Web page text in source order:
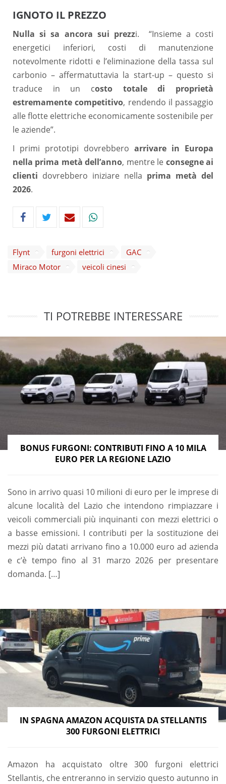
IGNOTO IL PREZZO
Nulla si sa ancora sui prezzi. “Insieme a costi
energetici inferiori, costi di manutenzione
notevolmente ridotti e l’eliminazione della tassa sul
carbonio – affermatuttavia la start-up – questo si
traduce in un costo totale di proprietà
estremamente competitivo, rendendo il passaggio
alle flotte elettriche economicamente sostenibile per
le aziende”.
I primi prototipi dovrebbero arrivare in Europa
nella prima metà dell’anno, mentre le consegne ai
clienti dovrebbero iniziare nella prima metà del
2026.
Flynt furgoni elettrici
GAC
Miraco Motor
veicoli cinesi
TI POTREBBE INTERESSARE
BONUS FURGONI: CONTRIBUTI FINO A 10 MILA
EURO PER LA REGIONE LAZIO
Sono in arrivo quasi 10 milioni di euro per le imprese di
alcune località del Lazio che intendono rimpiazzare i
veicoli commerciali più inquinanti con mezzi elettrici o
a basse emissioni. I contributi per la sostituzione dei
mezzi più datati arrivano fino a 10.000 euro ad azienda
e c’è tempo fino al 31 marzo 2026 per presentare
domanda. […]
IN SPAGNA AMAZON ACQUISTA DA STELLANTIS
300 FURGONI ELETTRICI
Amazon ha acquistato oltre 300 furgoni elettrici
Stellantis, che entreranno in servizio questo autunno in